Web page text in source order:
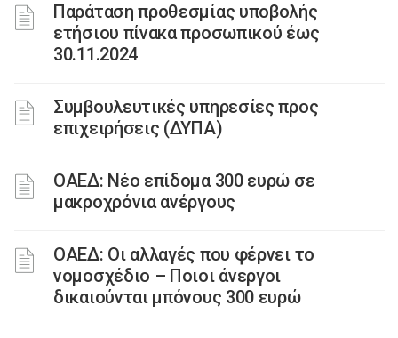
Παράταση προθεσμίας υποβολής
ετήσιου πίνακα προσωπικού έως
30.11.2024
Συμβουλευτικές υπηρεσίες προς
επιχειρήσεις (ΔΥΠΑ)
ΟΑΕΔ: Νέο επίδομα 300 ευρώ σε
μακροχρόνια ανέργους
ΟΑΕΔ: Οι αλλαγές που φέρνει το
νομοσχέδιο – Ποιοι άνεργοι
δικαιούνται μπόνους 300 ευρώ